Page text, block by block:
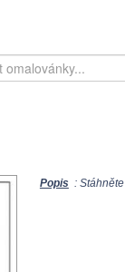
Popis :